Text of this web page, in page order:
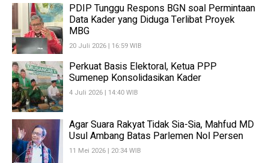
PDIP Tunggu Respons BGN soal Permintaan
Data Kader yang Diduga Terlibat Proyek
MBG
20 Juli 2026 | 16:59 WIB
Perkuat Basis Elektoral, Ketua PPP
Sumenep Konsolidasikan Kader
4 Juli 2026 | 14:40 WIB
Agar Suara Rakyat Tidak Sia-Sia, Mahfud MD
Usul Ambang Batas Parlemen Nol Persen
11 Mei 2026 | 20:34 WIB